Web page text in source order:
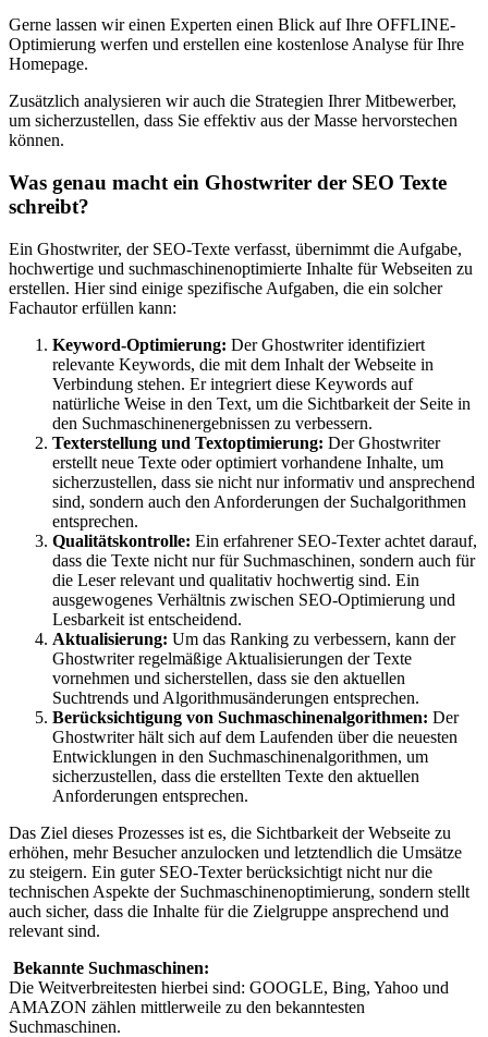
Gerne lassen wir einen Experten einen Blick auf Ihre OFFLINE-
Optimierung werfen und erstellen eine kostenlose Analyse für Ihre
Homepage.
Zusätzlich analysieren wir auch die Strategien Ihrer Mitbewerber,
um sicherzustellen, dass Sie effektiv aus der Masse hervorstechen
können.
Was genau macht ein Ghostwriter der SEO Texte
schreibt?
Ein Ghostwriter, der SEO-Texte verfasst, übernimmt die Aufgabe,
hochwertige und suchmaschinenoptimierte Inhalte für Webseiten zu
erstellen. Hier sind einige spezifische Aufgaben, die ein solcher
Fachautor erfüllen kann:
Keyword-Optimierung: Der Ghostwriter identifiziert
relevante Keywords, die mit dem Inhalt der Webseite in
Verbindung stehen. Er integriert diese Keywords auf
natürliche Weise in den Text, um die Sichtbarkeit der Seite in
den Suchmaschinenergebnissen zu verbessern.
Texterstellung und Textoptimierung: Der Ghostwriter
erstellt neue Texte oder optimiert vorhandene Inhalte, um
sicherzustellen, dass sie nicht nur informativ und ansprechend
sind, sondern auch den Anforderungen der Suchalgorithmen
entsprechen.
Qualitätskontrolle: Ein erfahrener SEO-Texter achtet darauf,
dass die Texte nicht nur für Suchmaschinen, sondern auch für
die Leser relevant und qualitativ hochwertig sind. Ein
ausgewogenes Verhältnis zwischen SEO-Optimierung und
Lesbarkeit ist entscheidend.
Aktualisierung: Um das Ranking zu verbessern, kann der
Ghostwriter regelmäßige Aktualisierungen der Texte
vornehmen und sicherstellen, dass sie den aktuellen
Suchtrends und Algorithmusänderungen entsprechen.
Berücksichtigung von Suchmaschinenalgorithmen: Der
Ghostwriter hält sich auf dem Laufenden über die neuesten
Entwicklungen in den Suchmaschinenalgorithmen, um
sicherzustellen, dass die erstellten Texte den aktuellen
Anforderungen entsprechen.
Das Ziel dieses Prozesses ist es, die Sichtbarkeit der Webseite zu
erhöhen, mehr Besucher anzulocken und letztendlich die Umsätze
zu steigern. Ein guter SEO-Texter berücksichtigt nicht nur die
technischen Aspekte der Suchmaschinenoptimierung, sondern stellt
auch sicher, dass die Inhalte für die Zielgruppe ansprechend und
relevant sind.
Bekannte Suchmaschinen:
Die Weitverbreitesten hierbei sind: GOOGLE, Bing, Yahoo und
AMAZON zählen mittlerweile zu den bekanntesten
Suchmaschinen.